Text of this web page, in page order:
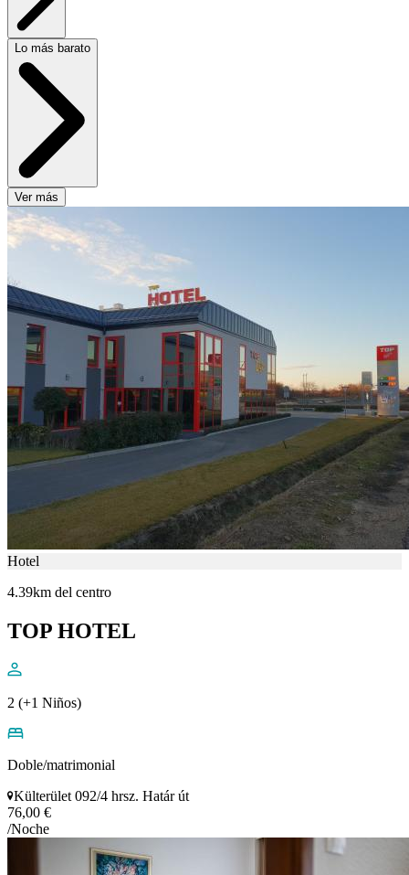
Lo más barato
Ver más
Hotel
4.39km del centro
TOP HOTEL
2 (+1 Niños)
Doble/matrimonial
Külterület 092/4 hrsz. Határ út
76,00 €
/Noche